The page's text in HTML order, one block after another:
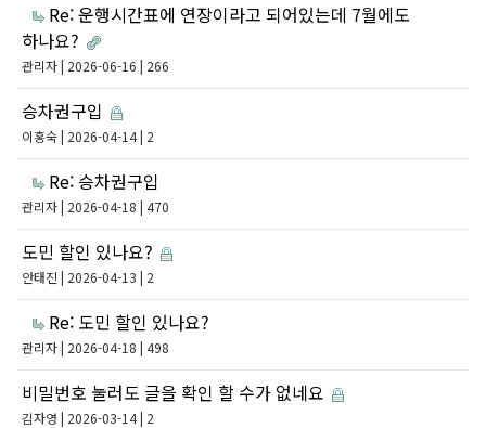
Re: 운행시간표에 연장이라고 되어있는데 7월에도
하나요?
관리자| 2026-06-16 | 266
승차권구입
이홍숙| 2026-04-14 | 2
Re: 승차권구입
관리자| 2026-04-18 | 470
도민 할인 있나요?
안태진 | 2026-04-13 | 2
Re: 도민 할인 있나요?
관리자| 2026-04-18 | 498
비밀번호 눌러도 글을 확인 할 수가 없네요
김자영 | 2026-03-14 | 2